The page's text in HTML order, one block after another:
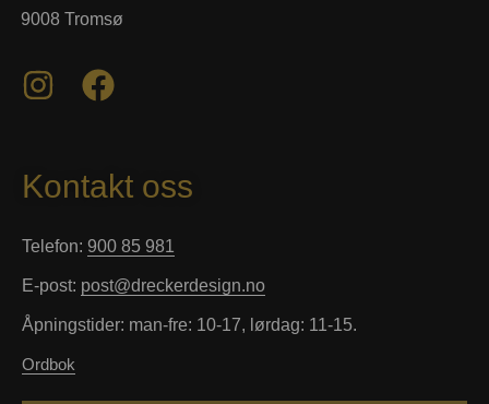
9008 Tromsø
Kontakt oss
Telefon: 900 85 981
E-post: post@dreckerdesign.no
Åpningstider: man-fre: 10-17, lørdag: 11-15.
Ordbok